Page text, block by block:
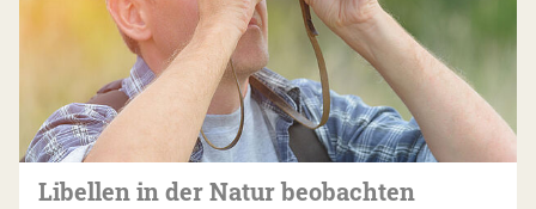
Libellen in der Natur beobachten